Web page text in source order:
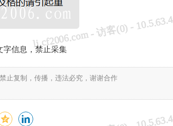
字信息，禁止采集
止复制，传播，违法必究，谢谢合作